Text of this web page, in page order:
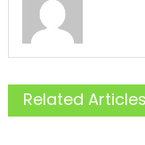
Related Articles